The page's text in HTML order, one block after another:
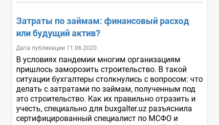
Затраты по займам: финансовый расход
или будущий актив?
Дата публикации 11.06.2020
В условиях пандемии многим организациям
пришлось заморозить строительство. В такой
ситуации бухгалтеры столкнулись с вопросом: что
делать с затратами по займам, полученным под
это строительство. Как их правильно отразить и
учесть, специально для buxgalter.uz разъяснила
сертифицированный специалист по МСФО и